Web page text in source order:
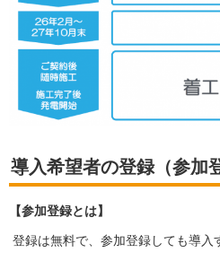
導入希望者の登録（参加
【参加登録とは】
登録は無料で、参加登録しても導入